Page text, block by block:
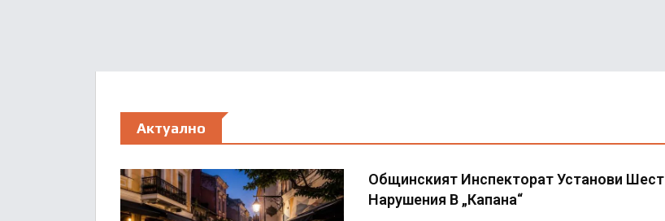
Актуално
Общинският Инспекторат Установи Шест
Нарушения В „Капана“